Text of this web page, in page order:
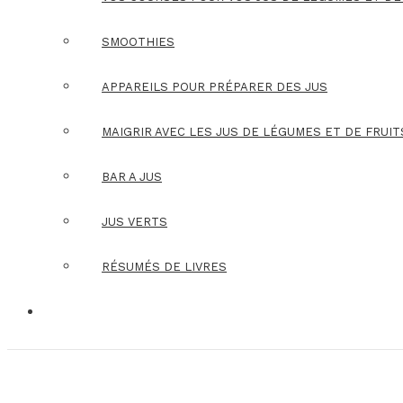
SMOOTHIES
APPAREILS POUR PRÉPARER DES JUS
MAIGRIR AVEC LES JUS DE LÉGUMES ET DE
BAR A JUS
JUS VERTS
RÉSUMÉS DE LIVRES